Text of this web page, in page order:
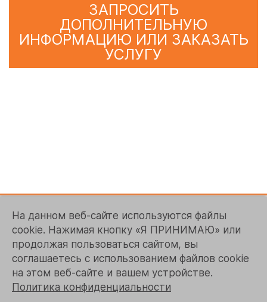
ЗАПРОСИТЬ
ДОПОЛНИТЕЛЬНУЮ
ИНФОРМАЦИЮ ИЛИ ЗАКАЗАТЬ
УСЛУГУ
Контакты
127473, г. Москва, ул. Краснопролетарская, д. 16, стр. 1,
+7 (495) 363-5151
zakaz@logrusit.com
На данном веб-сайте используются файлы
cookie. Нажимая кнопку «Я ПРИНИМАЮ» или
продолжая пользоваться сайтом, вы
соглашаетесь с использованием файлов cookie
на этом веб-сайте и вашем устройстве.
Политика конфиденциальности